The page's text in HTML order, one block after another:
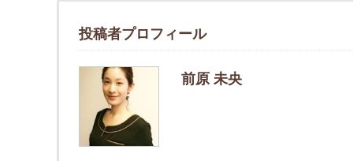
投稿者プロフィール
前原 未央